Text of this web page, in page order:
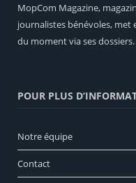
MopCom Magazine,
journalistes bénévoles, met
du moment via ses dossiers.
POUR PLUS
Notre équipe
Contact